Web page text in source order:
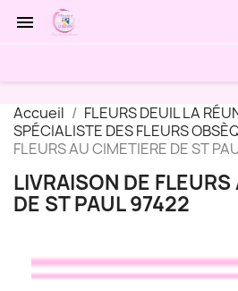

Accueil
FLEURS DEUIL LA
SPÉCIALISTE DES FLEURS
FLEURS AU CIMETIERE DE ST
LIVRAISON DE
DE ST PAUL 97422